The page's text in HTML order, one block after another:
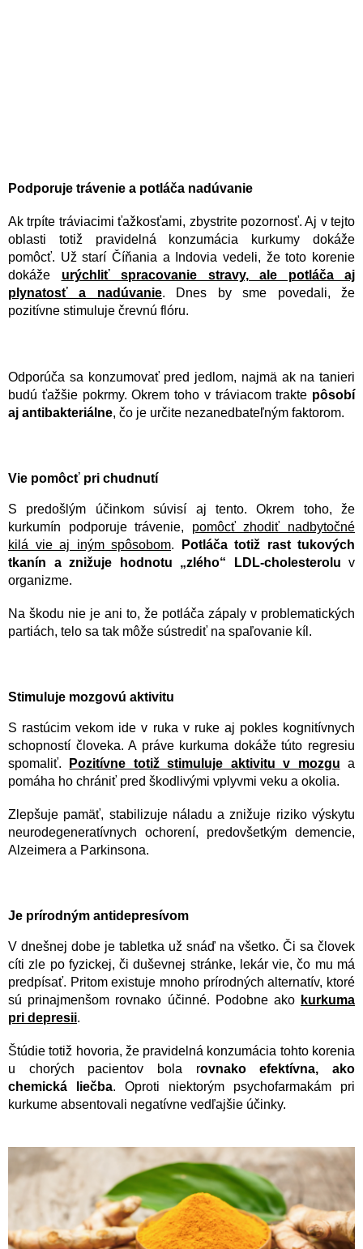
Podporuje trávenie a potláča nadúvanie
Ak trpíte tráviacimi ťažkosťami, zbystrite pozornosť. Aj v tejto
oblasti totiž pravidelná konzumácia kurkumy dokáže
pomôcť. Už starí Číňania a Indovia vedeli, že toto korenie
dokáže urýchliť spracovanie stravy, ale potláča aj
plynatosť a nadúvanie. Dnes by sme povedali, že
pozitívne stimuluje črevnú flóru.
Odporúča sa konzumovať pred jedlom, najmä ak na tanieri
budú ťažšie pokrmy. Okrem toho v tráviacom trakte pôsobí
aj antibakteriálne, čo je určite nezanedbateľným faktorom.
Vie pomôcť pri chudnutí
S predošlým účinkom súvisí aj tento. Okrem toho, že
kurkumín podporuje trávenie, pomôcť zhodiť nadbytočné
kilá vie aj iným spôsobom.
Potláča totiž rast tukových
tkanín a znižuje hodnotu „zlého“ LDL-cholesterolu v
organizme.
Na škodu nie je ani to, že potláča zápaly v problematických
partiách, telo sa tak môže sústrediť na spaľovanie kíl.
Stimuluje mozgovú aktivitu
S rastúcim vekom ide v ruka v ruke aj pokles kognitívnych
schopností človeka. A práve kurkuma dokáže túto regresiu
spomaliť.
Pozitívne totiž stimuluje aktivitu v mozgu a
pomáha ho chrániť pred škodlivými vplyvmi veku a okolia.
Zlepšuje pamäť, stabilizuje náladu a znižuje riziko výskytu
neurodegeneratívnych ochorení, predovšetkým demencie,
Alzeimera a Parkinsona.
Je prírodným antidepresívom
V dnešnej dobe je tabletka už snáď na všetko. Či sa človek
cíti zle po fyzickej, či duševnej stránke, lekár vie, čo mu má
predpísať. Pritom existuje mnoho prírodných alternatív, ktoré
sú prinajmenšom rovnako účinné. Podobne ako kurkuma
pri depresii.
Štúdie totiž hovoria, že pravidelná konzumácia tohto korenia
u chorých pacientov bola rovnako efektívna, ako
chemická liečba. Oproti niektorým psychofarmakám pri
kurkume absentovali negatívne vedľajšie účinky.